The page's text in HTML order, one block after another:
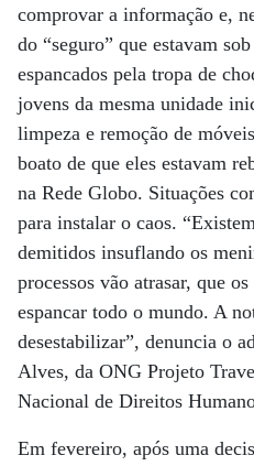
comprovar a informação e,
do “seguro” que estavam
espancados pela tropa de
jovens da mesma unidade
limpeza e remoção de
boato de que eles estavam
na Rede Globo. Situações
para instalar o caos.
demitidos insuflando os
processos vão atrasar, que
espancar todo o mundo. A
desestabilizar”, denuncia o
Alves, da ONG Projeto
Nacional de Direitos
Em fevereiro, após uma